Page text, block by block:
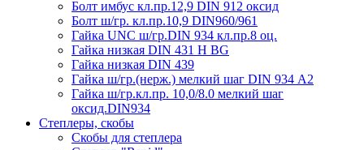
Болт имбус кл.пр.12,9 DIN 912 оксид
Болт ш/гр. кл.пр.10,9 DIN960/961
Гайка UNC ш/гр.DIN 934 кл.пр.8 оц.
Гайка низкая DIN 431 H BG
Гайка низкая DIN 439
Гайка ш/гр.(нерж.) мелкий шаг DIN 934 А2
Гайка ш/гр.кл.пр. 10,0/8.0 мелкий шаг
оксид.DIN934
Степлеры, скобы
Скобы для степлера